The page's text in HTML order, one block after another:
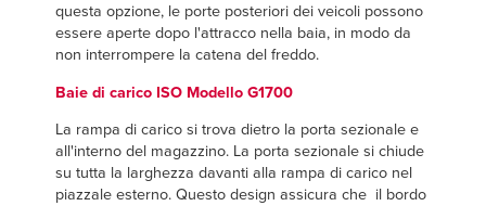
English
English
questa opzione, le porte posteriori dei veicoli possono
essere aperte dopo l'attracco nella baia, in modo da
non interrompere la catena del freddo.
Baie di carico ISO Modello G1700
La rampa di carico si trova dietro la porta sezionale e
all'interno del magazzino. La porta sezionale si chiude
su tutta la larghezza davanti alla rampa di carico nel
piazzale esterno. Questo design assicura che il bordo